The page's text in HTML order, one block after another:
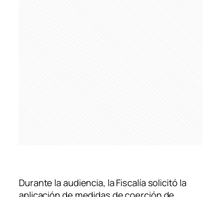
Durante la audiencia, la Fiscalía solicitó la